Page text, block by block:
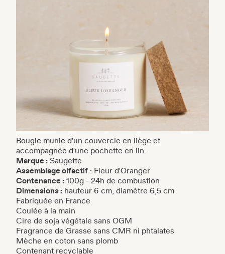
Bougie munie d'un couvercle en liège et
accompagnée d'une pochette en lin.
Marque : Saugette
Assemblage olfactif : Fleur d'Oranger
Contenance : 100g - 24h de combustion
Dimensions : hauteur 6 cm, diamètre 6,5 cm
Fabriquée en France
Coulée à la main
Cire de soja végétale sans OGM
Fragrance de Grasse sans CMR ni phtalates
Mèche en coton sans plomb
Contenant recyclable